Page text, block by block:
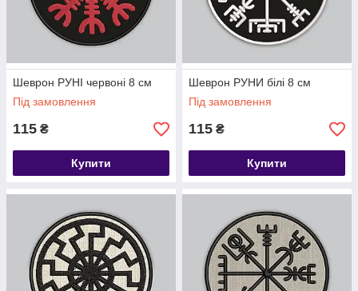
Шеврон РУНІ червоні 8 см
Під замовлення
115 ₴
Купити
Шеврон РУНИ білі 8 см
Під замовлення
115 ₴
Купити